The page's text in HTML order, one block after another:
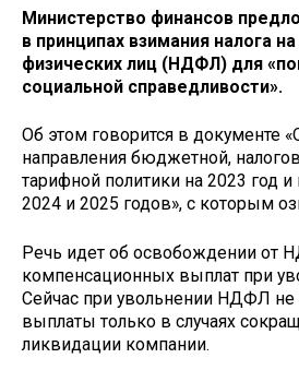
Министерство финансов
в принципах взимания налога
физических лиц (НДФЛ) для
социальной справедливости».
Об этом говорится в документе
направления бюджетной,
тарифной политики на 2023 год
2024 и 2025 годов», с которым
Речь идет об освобождении от
компенсационных выплат при
Сейчас при увольнении НДФЛ не
выплаты только в случаях
ликвидации компании.